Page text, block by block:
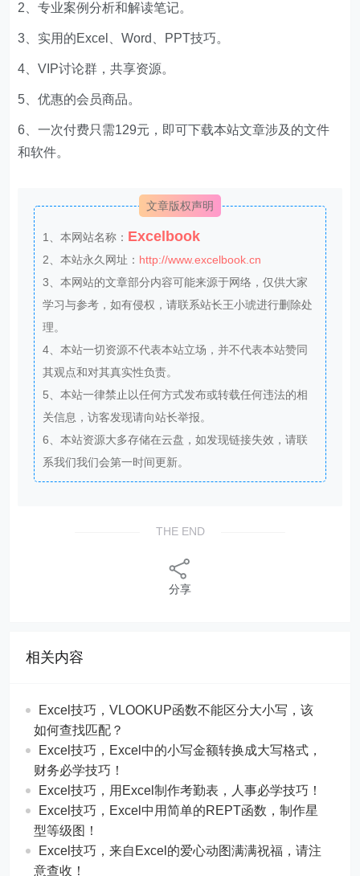
2、专业案例分析和解读笔记。
3、实用的Excel、Word、PPT技巧。
4、VIP讨论群，共享资源。
5、优惠的会员商品。
6、一次付费只需129元，即可下载本站文章涉及的文件
和软件。
文章版权声明
1、本网站名称： Excelbook
2、本站永久网址： http://www.excelbook.cn
3、本网站的文章部分内容可能来源于网络，仅供大家
学习与参考，如有侵权，请联系站长王小琥进行删除处
理。
4、本站一切资源不代表本站立场，并不代表本站赞同
其观点和对其真实性负责。
5、本站一律禁止以任何方式发布或转载任何违法的相
关信息，访客发现请向站长举报。
6、本站资源大多存储在云盘，如发现链接失效，请联
系我们我们会第一时间更新。
THE END
分享
相关内容
Excel技巧，​​VLOOKUP函数不能区分大小写，该
如何查找匹配？
​​Excel技巧，Excel中的小写金额转换成大写格式，
财务必学技巧！
​​Excel技巧，用Excel制作考勤表，人事必学技巧！
Excel技巧，​​Excel中用简单的REPT函数，制作星
型等级图！
Excel技巧，来自Excel的爱心动图满满祝福，请注
意查收！